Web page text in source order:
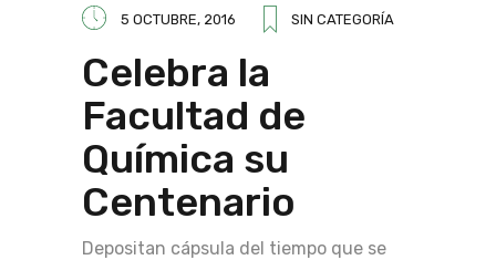
5 OCTUBRE, 2016 SIN CATEGORÍA
Celebra la
Facultad de
Química su
Centenario
Depositan cápsula del tiempo que se